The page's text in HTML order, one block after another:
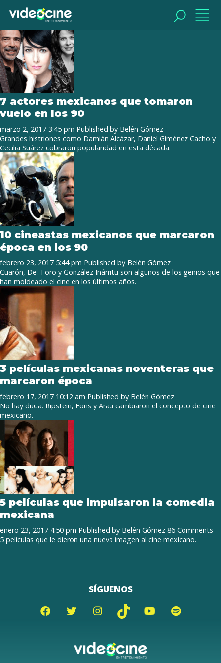
Tag Archive: nuevo cine mexicano
7 actores mexicanos que tomaron
vuelo en los 90
marzo 2, 2017 3:45 pm Published by Belén Gómez
Grandes histriones como Damián Alcázar, Daniel Giménez Cacho y
Cecilia Suárez cobraron popularidad en esta década.
10 cineastas mexicanos que marcaron
época en los 90
febrero 23, 2017 5:44 pm Published by Belén Gómez
Cuarón, Del Toro y González Iñárritu son algunos de los genios que
han moldeado el cine en los últimos años.
3 películas mexicanas noventeras que
marcaron época
febrero 17, 2017 10:12 am Published by Belén Gómez
No hay duda: Ripstein, Fons y Arau cambiaron el concepto de cine
mexicano.
5 películas que impulsaron la comedia
mexicana
enero 23, 2017 4:50 pm Published by Belén Gómez 86 Comments
5 películas que le dieron una nueva imagen al cine mexicano.
SÍGUENOS